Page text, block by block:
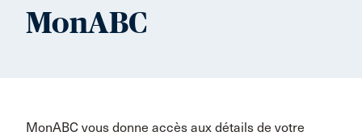
MonABC
MonABC vous donne accès aux détails de votre